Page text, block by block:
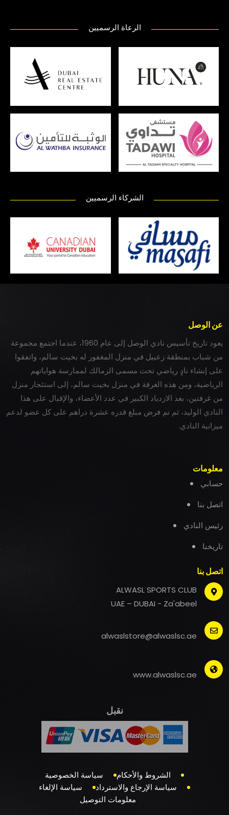
الرعاة الرسميين
الشركاء الرسميين
عن الوصل
يعود تاريخ تأسيس نادي الوصل إلى عام 1960، عندما اجتمع مجموعة
من شباب بمنطقة زعبيل في منزل المغفور له بخيت سالم، واتفقوا
على إنشاء نادٍ رياضي تحت مسمى الزمالك لممارسة هواياتهم
الرياضية، ومن هذه الغرفة في منزل بخيت سالم، إلى استئجار منزل
من غرفتين، بعد الازدياد الكبير في عدد الأعضاء، والإقبال على هذا
النادي الوليد، ثم تم فرض مبلغ قدره عشرة دراهم على كل عضو لدعم
ميزانية النادي.
معلومات
حسابي
اتصل بنا
رئيس النادي
تاريخنا
اتصل بنا
ALWASL SPORTS CLUB
UAE – DUBAI - Za'abeel
alwaslstore@alwaslsc.ae
www.alwaslsc.ae
نقبل
الشروط والأحكام
سياسة الخصوصية
سياسة الإرجاع والاسترداد
سياسة الإلغاء
معلومات التوصيل